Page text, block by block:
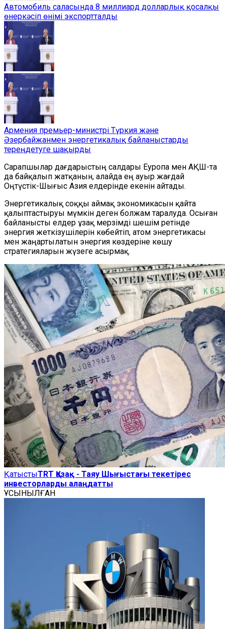
Автомобиль саласында 8 миллиард долларлық қосалқы
өнеркәсіп өнімі экспортталды
Армения премьер-министрі Түркия және
Әзербайжанмен энергетикалық байланыстарды
тереңдетуге шақырды
Сарапшылар дағдарыстың салдары Еуропа мен АҚШ-та
да байқалып жатқанын, алайда ең ауыр жағдай
Оңтүстік-Шығыс Азия елдерінде екенін айтады.
Энергетикалық соққы аймақ экономикасын қайта
қалыптастыруы мүмкін деген болжамтаралуда. Осыған
байланысты елдер ұзақ мерзімді шешім ретінде
энергия жеткізушілерін көбейтіп, атом энергетикасы
мен жаңартылатын энергия көздеріне көшу
стратегияларын жүзеге асырмақ.
ҚатыстыTRT Қазақ - Таяу Шығыстағы текетірес
инвесторларды алаңдатты
ҰСЫНЫЛҒАН